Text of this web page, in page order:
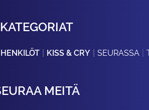
KATEGORIAT
HENKILÖT KISS & CRY SEURASSA
MEITÄ